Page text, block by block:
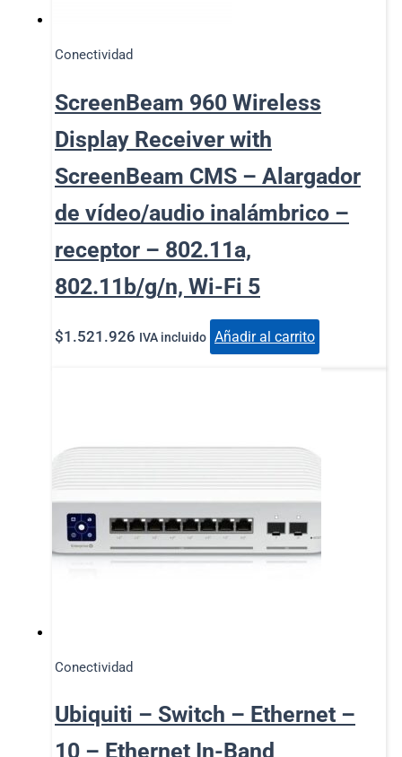
Conectividad
ScreenBeam 960 Wireless
Display Receiver with
ScreenBeam CMS – Alargador
de vídeo/audio inalámbrico –
receptor – 802.11a,
802.11b/g/n, Wi-Fi 5
$1.521.926 IVA incluido Añadir al carrito
Conectividad
Ubiquiti – Switch – Ethernet –
10 – Ethernet In-Band